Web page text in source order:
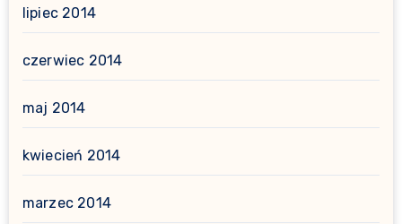
lipiec 2014
czerwiec 2014
maj 2014
kwiecień 2014
marzec 2014